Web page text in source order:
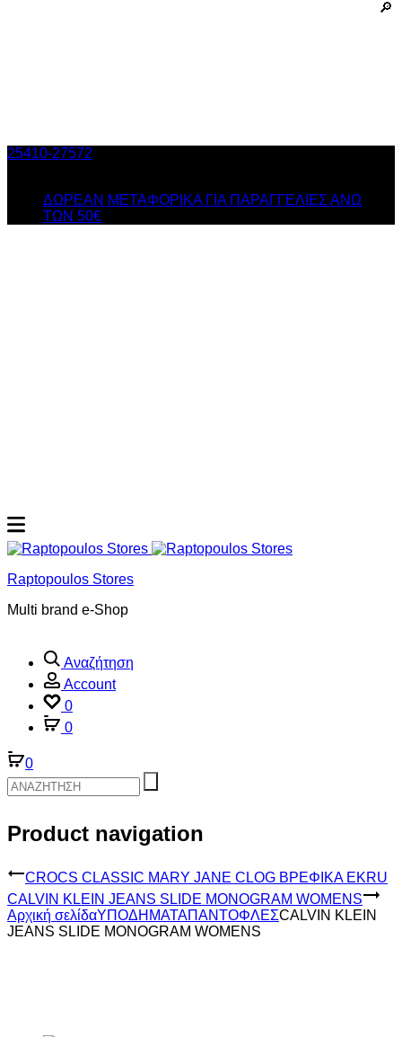
25410-27572
ΔΩΡΕΑΝ ΜΕΤΑΦΟΡΙΚΑ ΓΙΑ ΠΑΡΑΓΓΕΛΙΕΣ ΑΝΩ
ΤΩΝ 50€
Raptopoulos Stores
Multi brand e-Shop
Αναζήτηση
Account
0
0
0
Product navigation
CROCS CLASSIC MARY JANE CLOG ΒΡΕΦΙΚΑ EKRU
CALVIN KLEIN JEANS SLIDE MONOGRAM WOMENS
Αρχική σελίδαΥΠΟΔΗΜΑΤΑΠΑΝΤΟΦΛΕΣCALVIN KLEIN
JEANS SLIDE MONOGRAM WOMENS